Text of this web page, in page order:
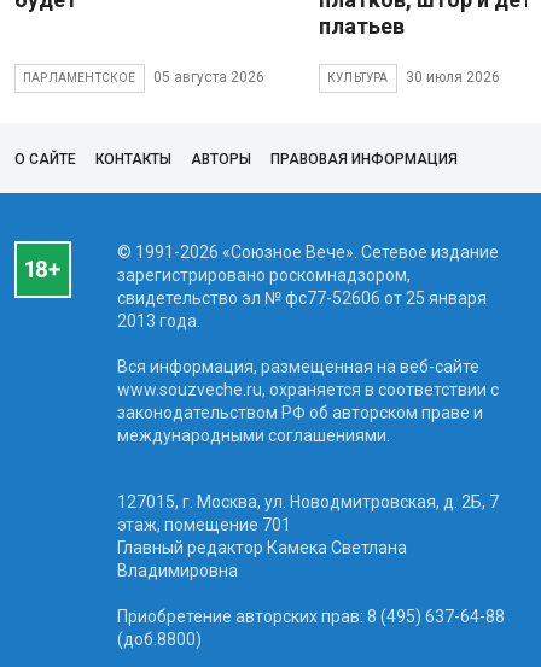
ПАРЛАМЕНТСКОЕ 05 августа 2026
платьев
КУЛЬТУРА 30 июля 2026
О САЙТЕ КОНТАКТЫ АВТОРЫ ПРАВОВАЯ ИНФОРМАЦИЯ
© 1991-2026 «Союзное Вече». Сетевое издание
зарегистрировано роскомнадзором,
свидетельство эл № фc77-52606 от 25 января
2013 года.
Вся информация, размещенная на веб-сайте
www.souzveche.ru, охраняется в соответствии с
законодательством РФ об авторском праве и
международными соглашениями.
127015, г. Москва, ул. Новодмитровская, д. 2Б, 7
этаж, помещение 701
Главный редактор Камека Светлана
Владимировна
Приобретение авторских прав: 8 (495) 637-64-88
(доб.8800)